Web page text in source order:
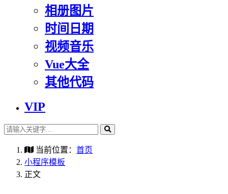
相册图片
时间日期
视频音乐
Vue大全
其他代码
VIP
当前位置： 首页
小程序模板
正文